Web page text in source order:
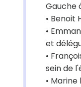
Gauche
•
•
et
•
sein de
•